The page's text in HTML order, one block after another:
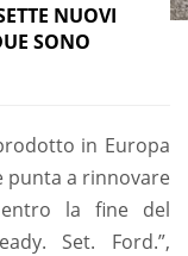
NUOVI
SONO
in Europa
punta a rinnovare
la fine del
Set. Ford.”,